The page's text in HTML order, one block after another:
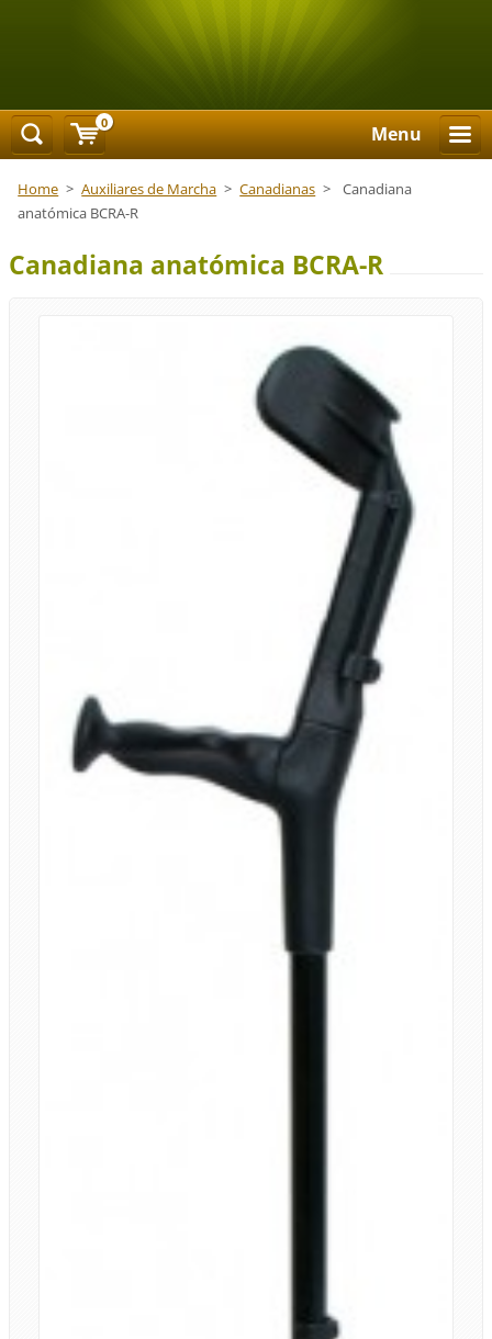
Menu
Home > Auxiliares de Marcha > Canadianas >
Canadiana
anatómica BCRA-R
Canadiana anatómica BCRA-R
0